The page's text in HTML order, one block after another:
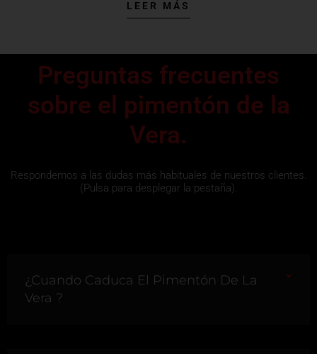
LEER MÁS
Preguntas frecuentes
sobre el pimentón de la
Vera.
Respondemos a las dudas más habituales de nuestros clientes.
(Pulsa para desplegar la pestaña).
¿Cuando Caduca El Pimentón De La
Vera ?